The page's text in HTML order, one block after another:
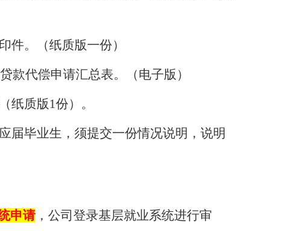
件。（纸质版一份）
款代偿申请汇总表。（电子版）
纸质版1份）。
届毕业生，须提交一份情况说明，说明
申请，公司登录基层就业系统进行审